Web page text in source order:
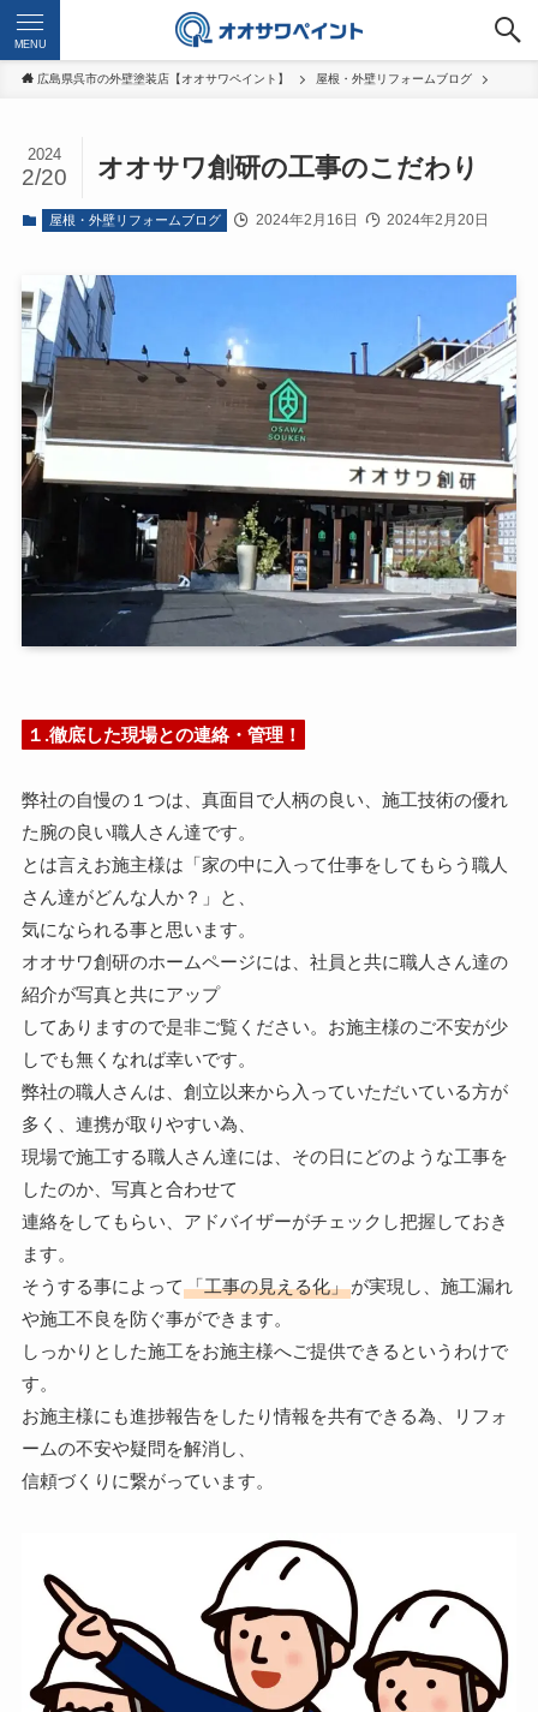
MENU
広島県呉市の外壁塗装店【オオサワペイント】 屋根・外壁リフォームブログ
オオサワ創研の工事のこだわり
2024
2/20
屋根・外壁リフォームブログ 2024年2月16日 2024年2月20日
１.徹底した現場との連絡・管理！
弊社の自慢の１つは、真面目で人柄の良い、施工技術の優れ
た腕の良い職人さん達です。
とは言えお施主様は「家の中に入って仕事をしてもらう職人
さん達がどんな人か？」と、
気になられる事と思います。
オオサワ創研のホームページには、社員と共に職人さん達の
紹介が写真と共にアップ
してありますので是非ご覧ください。お施主様のご不安が少
しでも無くなれば幸いです。
弊社の職人さんは、創立以来から入っていただいている方が
多く、連携が取りやすい為、
現場で施工する職人さん達には、その日にどのような工事を
したのか、写真と合わせて
連絡をしてもらい、アドバイザーがチェックし把握しておき
ます。
そうする事によって 「工事の見える化」が実現し、施工漏れ
や施工不良を防ぐ事ができます。
しっかりとした施工をお施主様へご提供できるというわけで
す。
お施主様にも進捗報告をしたり情報を共有できる為、リフォ
ームの不安や疑問を解消し、
信頼づくりに繋がっています。